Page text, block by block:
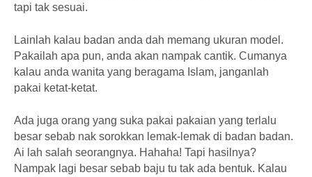
tapi tak sesuai.
Lainlah kalau badan anda dah memang ukuran model.
Pakailah apa pun, anda akan nampak cantik. Cumanya
kalau anda wanita yang beragama Islam, janganlah
pakai ketat-ketat.
Ada juga orang yang suka pakai pakaian yang terlalu
besar sebab nak sorokkan lemak-lemak di badan badan.
Ai lah salah seorangnya. Hahaha! Tapi hasilnya?
Nampak lagi besar sebab baju tu tak ada bentuk. Kalau